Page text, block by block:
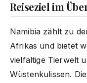
Reiseziel im
Namibia zählt zu
Afrikas und bietet
vielfältige Tierwelt
Wüstenkulissen.